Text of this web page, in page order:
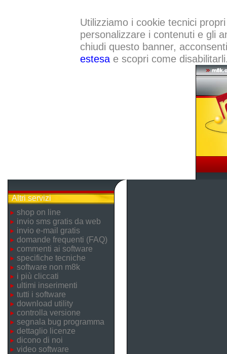
Utilizziamo i cookie tecnici
personalizzare i contenuti e gli
chiudi questo banner,
estesae scopri come
Altri servizi
shop on line
invio sms gratis da web
invio e-mail gratis
domande frequenti (FAQ)
commenti ai software
specifiche tecniche
software non m8k
i più cliccati
ultimi inserimenti
tutti i software
download utility
controlla versione
segnala bug programma
dettaglio licenze
dicono di noi
video software